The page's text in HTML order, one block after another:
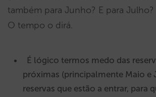
também para Junho? E para Julho?
O tempo o dirá.
É lógico termos medo das
próximas (principalmente Maio e
reservas que estão a entrar, para